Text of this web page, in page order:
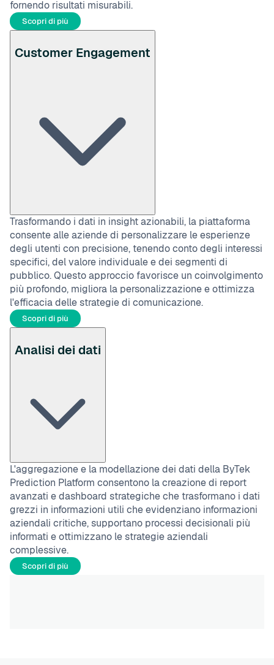
fornendo risultati misurabili.
Scopri di più
Customer Engagement
Trasformando i dati in insight azionabili, la piattaforma
consente alle aziende di personalizzare le esperienze
degli utenti con precisione, tenendo conto degli interessi
specifici, del valore individuale e dei segmenti di
pubblico. Questo approccio favorisce un coinvolgimento
più profondo, migliora la personalizzazione e ottimizza
l'efficacia delle strategie di comunicazione.
Scopri di più
Analisi dei dati
L'aggregazione e la modellazione dei dati della ByTek
Prediction Platform consentono la creazione di report
avanzati e dashboard strategiche che trasformano i dati
grezzi in informazioni utili che evidenziano informazioni
aziendali critiche, supportano processi decisionali più
informati e ottimizzano le strategie aziendali
complessive.
Scopri di più